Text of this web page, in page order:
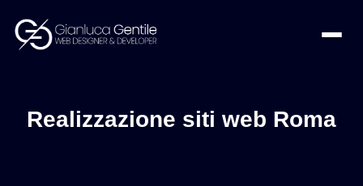
Realizzazione siti web Roma